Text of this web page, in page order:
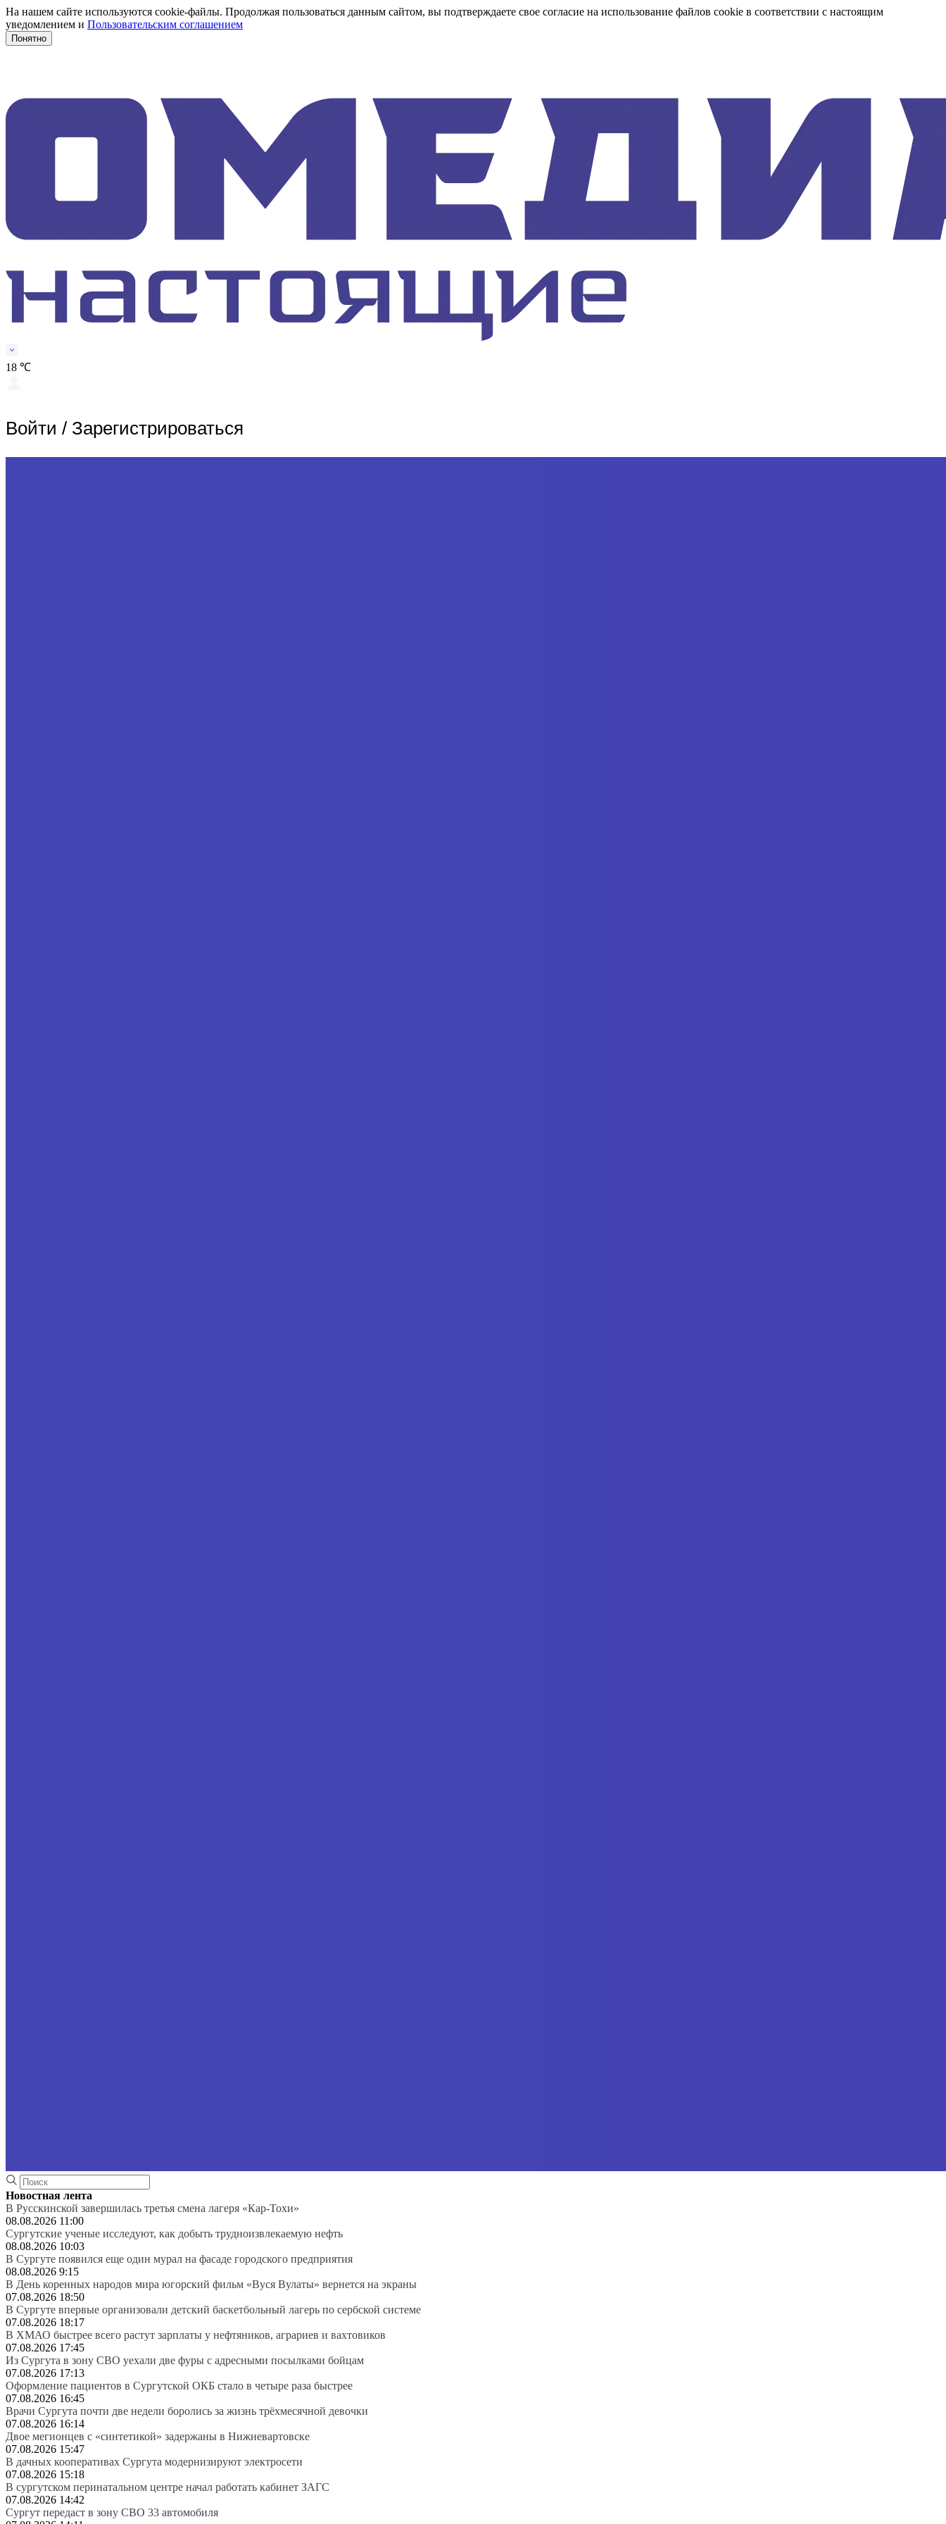
На нашем сайте используются cookie-файлы. Продолжая пользоваться данным сайтом, вы подтверждаете свое согласие на использование файлов cookie в соответствии с настоящим
уведомлением и Пользовательским соглашением
Понятно
18 ℃
Войти / Зарегистрироваться
Новостная лента
В Русскинской завершилась третья смена лагеря «Кар-Тохи»
08.08.2026 11:00
Сургутские ученые исследуют, как добыть трудноизвлекаемую нефть
08.08.2026 10:03
В Сургуте появился еще один мурал на фасаде городского предприятия
08.08.2026 9:15
В День коренных народов мира югорский фильм «Вуся Вулаты» вернется на экраны
07.08.2026 18:50
В Сургуте впервые организовали детский баскетбольный лагерь по сербской системе
07.08.2026 18:17
В ХМАО быстрее всего растут зарплаты у нефтяников, аграриев и вахтовиков
07.08.2026 17:45
Из Сургута в зону СВО уехали две фуры с адресными посылками бойцам
07.08.2026 17:13
Оформление пациентов в Сургутской ОКБ стало в четыре раза быстрее
07.08.2026 16:45
Врачи Сургута почти две недели боролись за жизнь трёхмесячной девочки
07.08.2026 16:14
Двое мегионцев с «синтетикой» задержаны в Нижневартовске
07.08.2026 15:47
В дачных кооперативах Сургута модернизируют электросети
07.08.2026 15:18
В сургутском перинатальном центре начал работать кабинет ЗАГС
07.08.2026 14:42
Сургут передаст в зону СВО 33 автомобиля